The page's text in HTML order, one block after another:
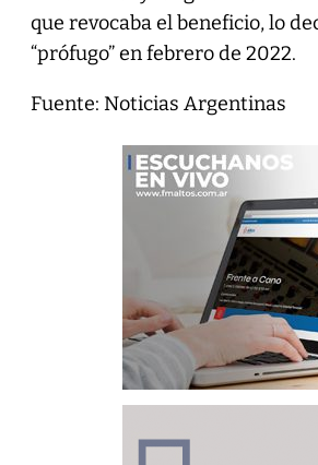
que revocaba el beneficio, lo
“prófugo” en febrero de 2022.
Fuente: Noticias Argentinas